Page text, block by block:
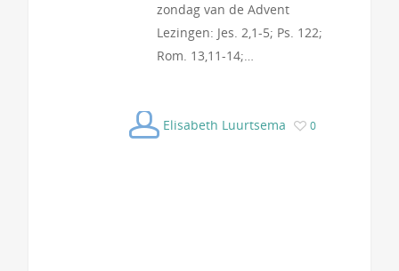
zondag van de Advent
Lezingen: Jes. 2,1-5; Ps. 122;
Rom. 13,11-14;…
Elisabeth Luurtsema 0